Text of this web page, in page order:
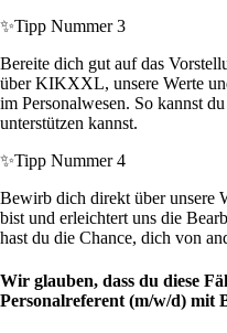
✨Tipp Nummer 3
Bereite dich gut auf das
über KIKXXL, unsere Werte
im Personalwesen. So kannst
unterstützen kannst.
✨Tipp Nummer 4
Bewirb dich direkt über unsere
bist und erleichtert uns die
hast du die Chance, dich von
Wir glauben, dass du diese
Personalreferent (m/w/d) mit